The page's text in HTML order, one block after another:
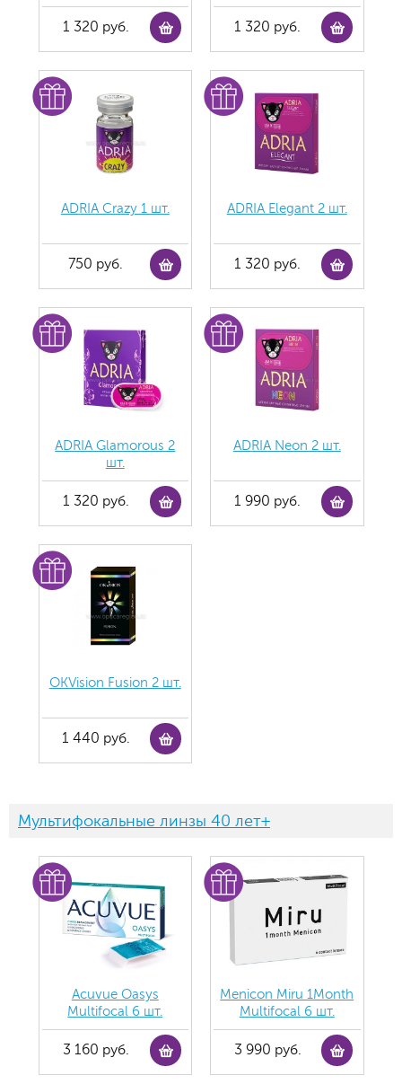
1 320 руб. 1 320 руб.
ADRIA Crazy 1 шт.
750 руб.
ADRIA Elegant 2 шт.
1 320 руб.
ADRIA Glamorous 2
шт.
1 320 руб.
ADRIA Neon 2 шт.
1 990 руб.
OKVision Fusion 2 шт.
1 440 руб.
Мультифокальные линзы 40 лет+
Acuvue Oasys
Multifocal 6 шт.
3 160 руб.
Menicon Miru 1Month
Multifocal 6 шт.
3 990 руб.